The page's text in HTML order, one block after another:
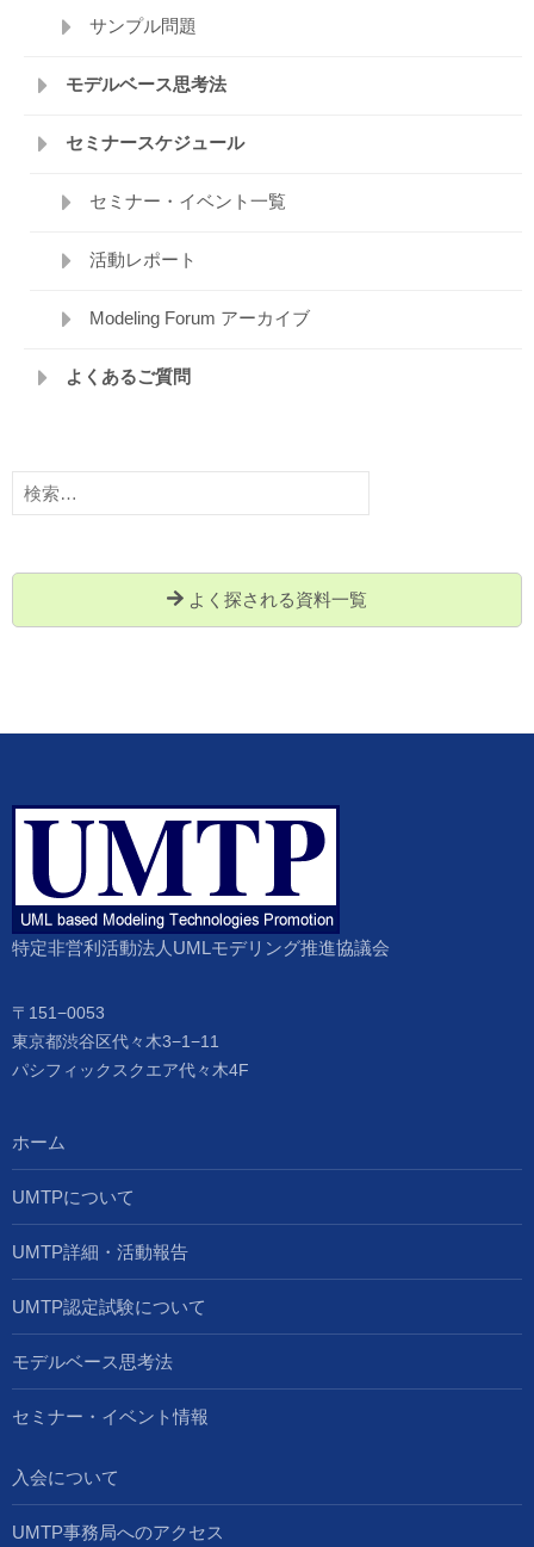
サンプル問題
モデルベース思考法
セミナースケジュール
セミナー・イベント一覧
活動レポート
Modeling Forum アーカイブ
よくあるご質問
検
索:
よく探される資料一覧
特定非営利活動法人UMLモデリング推進協議会
〒151−0053
東京都渋谷区代々木3−1−11
パシフィックスクエア代々木4F
ホーム
UMTPについて
UMTP詳細・活動報告
UMTP認定試験について
モデルベース思考法
セミナー・イベント情報
入会について
UMTP事務局へのアクセス